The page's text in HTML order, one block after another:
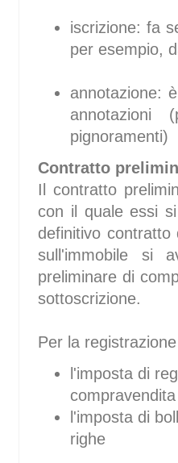
iscrizione: fa
per esempio,
annotazione:
annotazioni
pignoramenti)
Contratto
Il contratto
con il quale essi
definitivo
sull'immobile si
preliminare di
sottoscrizione.
Per la
l'imposta di
compravendita
l'imposta di
righe